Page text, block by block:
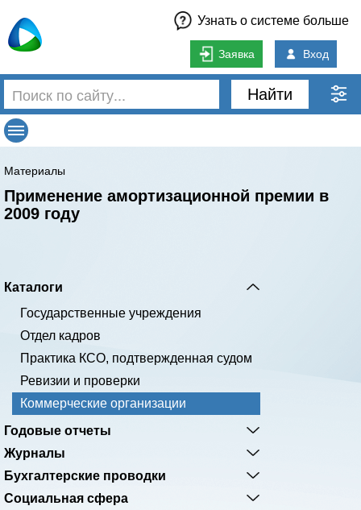
Узнать о системе больше
Заявка Вход
Найти
Материалы
Применение амортизационной премии в
2009 году
Каталоги
Государственные учреждения
Отдел кадров
Практика КСО, подтвержденная судом
Ревизии и проверки
Коммерческие организации
Годовые отчеты
Журналы
Бухгалтерские проводки
Социальная сфера